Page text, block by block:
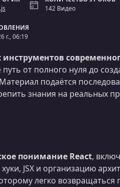
142 Видео
г., 06:19
от полного нуля до
подаётся
знания на реальных
понимание React,
JSX и организацию
легко